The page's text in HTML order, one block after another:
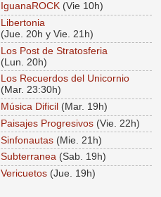
IguanaROCK (Vie 10h)
Libertonia
(Jue. 20h y Vie. 21h)
Los Post de Stratosferia
(Lun. 20h)
Los Recuerdos del Unicornio
(Mar. 23:30h)
Música Dificil (Mar. 19h)
Paisajes Progresivos (Vie. 22h)
Sinfonautas (Mie. 21h)
Subterranea (Sab. 19h)
Vericuetos (Jue. 19h)